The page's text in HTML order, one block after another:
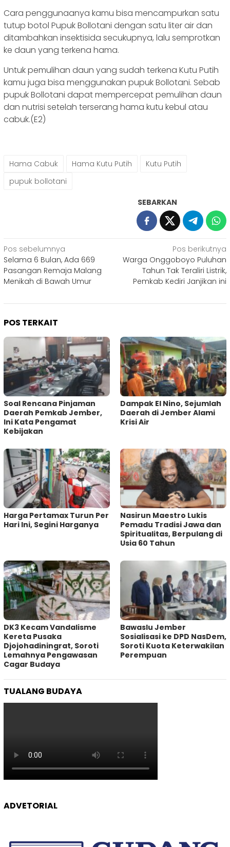
Cara penggunaanya kamu bisa mencampurkan satu
tutup botol Pupuk Bollotani dengan satu liter air dan
ditambahkan insektisida secukupnya, lalu semprotkan
ke daun yang terkena hama.
Untuk pemulihan daun yang sudah terkena Kutu Putih
kamu juga bisa menggunakan pupuk Bollotani. Sebab
pupuk Bollotani dapat mempercepat pemulihan daun
dan nutrisi setelah terserang hama kutu kebul atau
cabuk.(E2)
Hama Cabuk Hama Kutu Putih
Kutu Putih
pupuk bollotani
SEBARKAN
Navigasi
pos
Pos sebelumnya
Selama 6 Bulan, Ada 669
Pasangan Remaja Malang
Menikah di Bawah Umur
Pos berikutnya
Warga Onggoboyo Puluhan
Tahun Tak Teraliri Listrik,
Pemkab Kediri Janjikan ini
POS TERKAIT
‎Soal Rencana Pinjaman
Daerah Pemkab Jember,
Ini Kata Pengamat
Kebijakan ‎
Dampak El Nino, Sejumlah
Daerah di Jember Alami
Krisi Air
Harga Pertamax Turun Per
Hari Ini, Segini Harganya
‎Nasirun Maestro Lukis
Pemadu Tradisi Jawa dan
Spiritualitas, Berpulang di
Usia 60 Tahun
DK3 Kecam Vandalisme
Kereta Pusaka
Djojohadiningrat, Soroti
Lemahnya Pengawasan
Cagar Budaya
Bawaslu Jember
Sosialisasi ke DPD NasDem,
Soroti Kuota Keterwakilan
Perempuan
TUALANG BUDAYA
ADVETORIAL